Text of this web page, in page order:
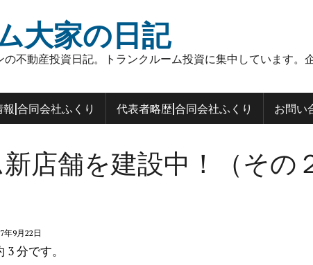
大家の日記
不動産投資日記。トランクルーム投資に集中しています
|合同会社ふくり 代表者略歴|合同会社ふくり お問い
店舗を建設中！（その
年9月22日
分です。